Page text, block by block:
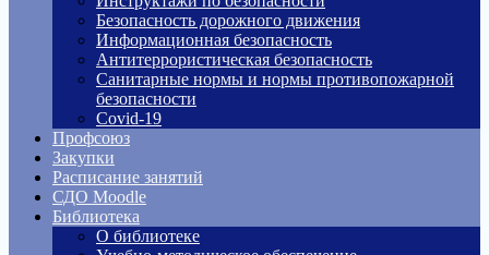
Безопасность дорожного движения
Информационная безопасность
Антитеррористическая безопасность
Санитарные нормы и нормы противопожарной
безопасности
Covid-19
Профсоюз
Закупки
Расписание занятий
СДО Moodle
Библиотека
О библиотеке